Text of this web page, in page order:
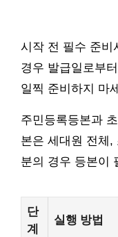
시작 전 필수 준비
경우 발급일로부
일찍 준비하지 마
주민등록등본과
본은 세대원 전체,
분의 경우 등본이
단
계
실행 방법